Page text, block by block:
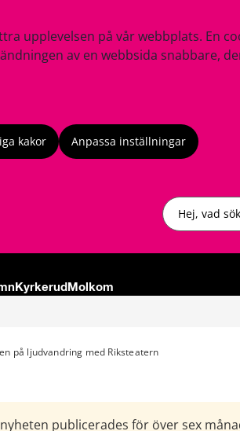
upplevelsen på vår webbplats. En
av en webbsida snabbare,
kakor Anpassa inställningar
Sök
Kyrkerud Molkom
på ljudvandring med Riksteatern
publicerades för över sex